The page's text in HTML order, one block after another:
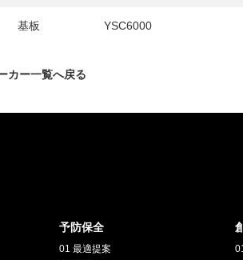
ュー
基板 YSC6000
カー一覧へ戻る
予防保全
01 最適提案